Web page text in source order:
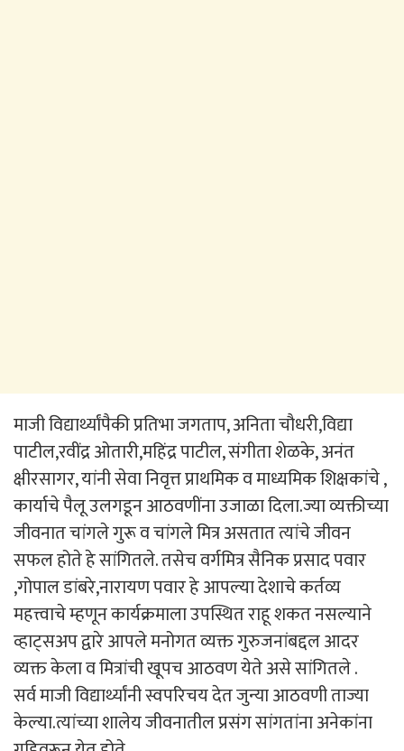
माजी विद्यार्थ्यांपैकी प्रतिभा जगताप, अनिता चौधरी,विद्या
पाटील,रवींद्र ओतारी,महिंद्र पाटील, संगीता शेळके, अनंत
क्षीरसागर, यांनी सेवा निवृत्त प्राथमिक व माध्यमिक शिक्षकांचे ,
कार्याचे पैलू उलगडून आठवणींना उजाळा दिला.ज्या व्यक्तीच्या
जीवनात चांगले गुरू व चांगले मित्र असतात त्यांचे जीवन
सफल होते हे सांगितले. तसेच वर्गमित्र सैनिक प्रसाद पवार
,गोपाल डांबरे,नारायण पवार हे आपल्या देशाचे कर्तव्य
महत्त्वाचे म्हणून कार्यक्रमाला उपस्थित राहू शकत नसल्याने
व्हाट्सअप द्वारे आपले मनोगत व्यक्त गुरुजनांबद्दल आदर
व्यक्त केला व मित्रांची खूपच आठवण येते असे सांगितले .
सर्व माजी विद्यार्थ्यांनी स्वपरिचय देत जुन्या आठवणी ताज्या
केल्या.त्यांच्या शालेय जीवनातील प्रसंग सांगतांना अनेकांना